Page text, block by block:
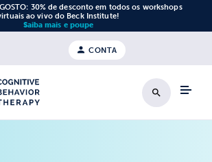
30% de desconto em todos os workshops
ao vivo do Beck Institute!
Saiba mais e poupe
CONTA
Pesquisa